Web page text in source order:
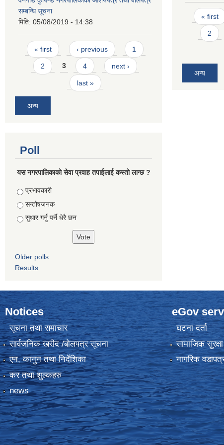
सम्बन्धि सूचना
मिति: 05/08/2019 - 14:38
Pages
« first ‹ previous 1
2 3 4 next ›
last »
अन्य
Pages
« first
2
अन्य
Poll
यस नगरपालिकाको सेवा प्रवाह तपाईलाई कस्तो लाग्छ ?
Choices
प्रभावकारी
सन्तोषजनक
सुधार गर्नु पर्ने धेरै छन
Older polls
Results
Notices
सूचना तथा समाचार
सार्वजनिक खरीद /बोलपत्र सूचना
एन, कानुन तथा निर्देशिका
कर तथा शुल्कहरु
news
eGov
घटना दर्ता
सामाजिक सुरक्षा
नागरिक